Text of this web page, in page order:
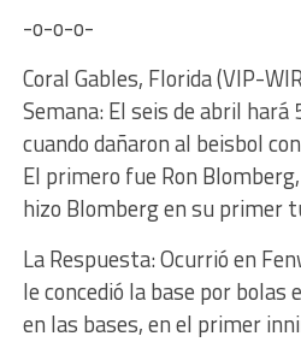
-o-o-o-
Coral Gables, Florida (VIP-
Semana: El seis de abril hará
cuando dañaron al beisbol
El primero fue Ron Blomberg,
hizo Blomberg en su primer
La Respuesta: Ocurrió en
le concedió la base por
en las bases, en el primer